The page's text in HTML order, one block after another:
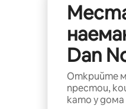
Dan
Открийте
престои,
като у дома